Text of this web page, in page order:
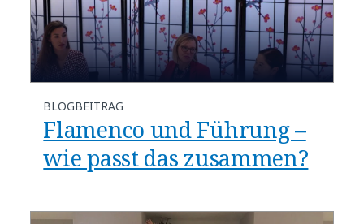
BLOGBEITRAG
Flamenco und Führung –
wie passt das zusammen?